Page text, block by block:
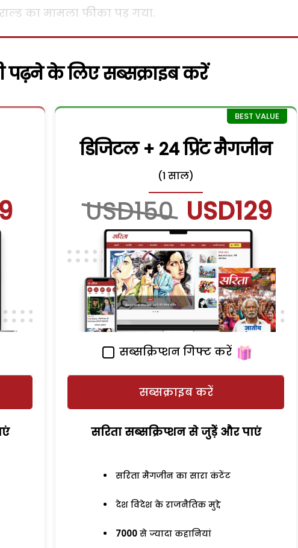
का मामला फीका पड़ गया.
के लिए सब्सक्राइब करें
डिजिटल + 24 प्रिंट मैगजीन
(1 साल)
USD150 USD129
सब्सक्रिप्शन गिफ्ट करें
सब्सक्राइब करें
सरिता सब्सक्रिप्शन से जुड़ेें और पाएं
सरिता मैगजीन का सारा कंटेंट
देश विदेश के राजनैतिक मुद्दे
7000 से ज्यादा कहानियां